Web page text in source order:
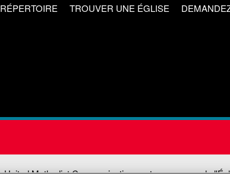
RÉPERTOIRE TROUVER UNE ÉGLISE
United Methodist Communications est une agence de